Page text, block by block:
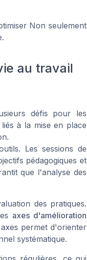
Non seulement
au travail
défis pour les
à la mise en place
Les sessions de
pédagogiques et
que l'analyse des
des pratiques.
axes d'amélioration
permet d'orienter
systématique.